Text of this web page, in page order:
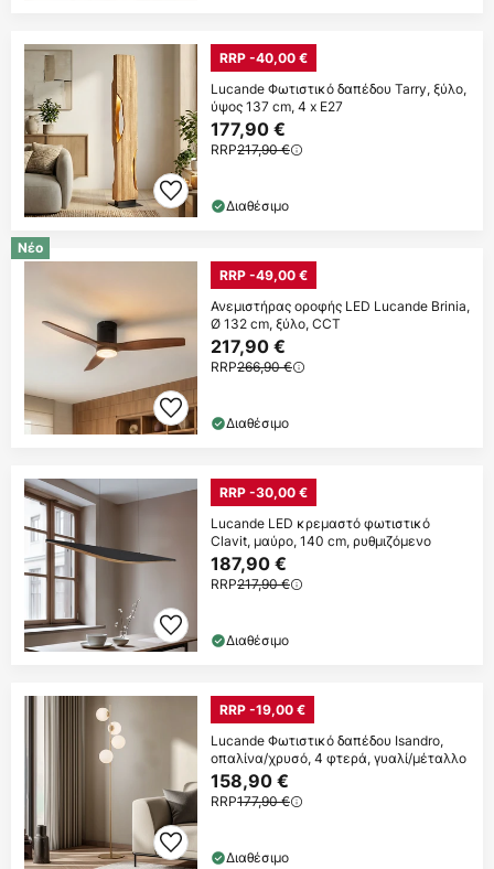
RRP -40,00 €
Lucande Φωτιστικό δαπέδου Tarry, ξύλο,
ύψος 137 cm, 4 x E27
177,90 €
RRP217,90 €
Διαθέσιμο
Νέο
RRP -49,00 €
Ανεμιστήρας οροφής LED Lucande Brinia,
Ø 132 cm, ξύλο, CCT
217,90 €
RRP266,90 €
Διαθέσιμο
RRP -30,00 €
Lucande LED κρεμαστό φωτιστικό
Clavit, μαύρο, 140 cm, ρυθμιζόμενο
187,90 €
RRP217,90 €
Διαθέσιμο
RRP -19,00 €
Lucande Φωτιστικό δαπέδου Isandro,
οπαλίνα/χρυσό, 4 φτερά, γυαλί/μέταλλο
158,90 €
RRP177,90 €
Διαθέσιμο